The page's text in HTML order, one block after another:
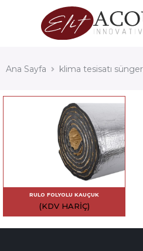
Ana Sayfa klima tesisatı
RULO FOLYOLU KAUÇUK
(KDV HARIÇ)